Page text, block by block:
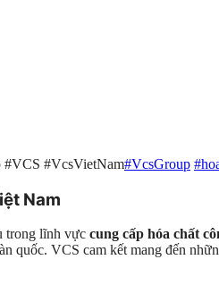
#VCS #VcsVietNam#VcsGroup
Nam
trong lĩnh vực cung cấp hóa chất
quốc. VCS cam kết mang đến